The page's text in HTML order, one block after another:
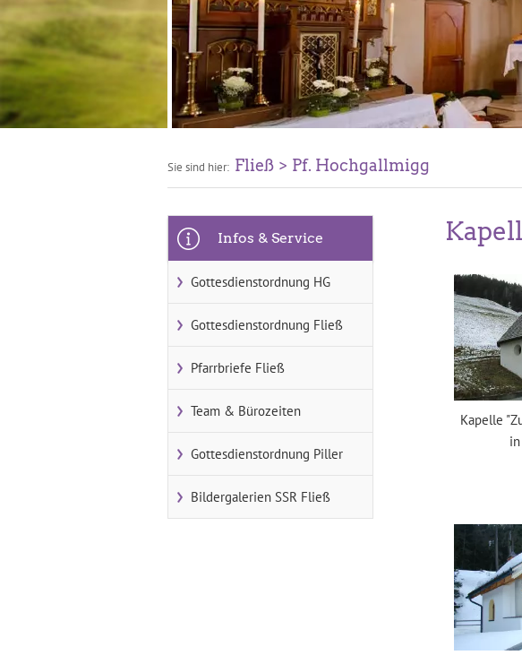
Sie sind hier: Fließ Pf. Hochgallmigg
Infos & Service
Gottesdienstordnung HG
Gottesdienstordnung Fließ
Pfarrbriefe Fließ
Team & Bürozeiten
Gottesdienstordnung Piller
Bildergalerien SSR Fließ
Kapelle